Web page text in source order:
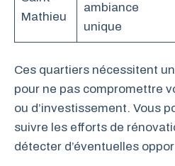
Mathieu
ambiance
unique
Ces quartiers nécessitent
pour ne pas compromettre
ou d’investissement. Vous
suivre les efforts de
détecter d’éventuelles